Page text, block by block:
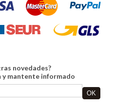
novedades?
mantente informado